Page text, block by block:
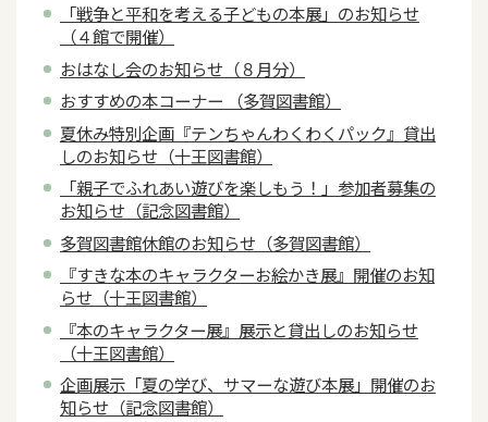
「戦争と平和を考える子どもの本展」のお知らせ
（４館で開催）
おはなし会のお知らせ（８月分）
おすすめの本コーナー （多賀図書館）
夏休み特別企画『テンちゃんわくわくパック』貸出
しのお知らせ（十王図書館）
「親子でふれあい遊びを楽しもう！」参加者募集の
お知らせ（記念図書館）
多賀図書館休館のお知らせ（多賀図書館）
『すきな本のキャラクターお絵かき展』開催のお知
らせ（十王図書館）
『本のキャラクター展』展示と貸出しのお知らせ
（十王図書館）
企画展示「夏の学び、サマーな遊び本展」開催のお
知らせ（記念図書館）